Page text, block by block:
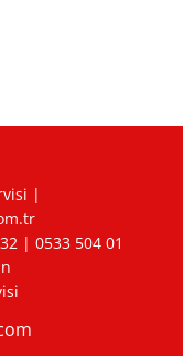
|
| 0533 504 01